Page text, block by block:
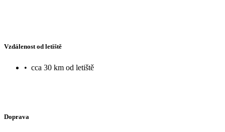
Vzdálenost od letiště
• cca 30 km od letiště
Doprava